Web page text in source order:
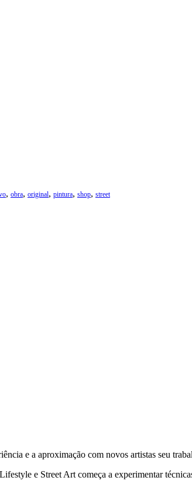
, obra, original, pintura, shop, street
e a aproximação com novos artistas seu
e Street Art começa a experimentar